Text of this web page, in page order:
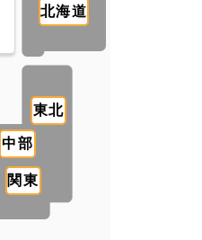
北海道
東北
関東
中部